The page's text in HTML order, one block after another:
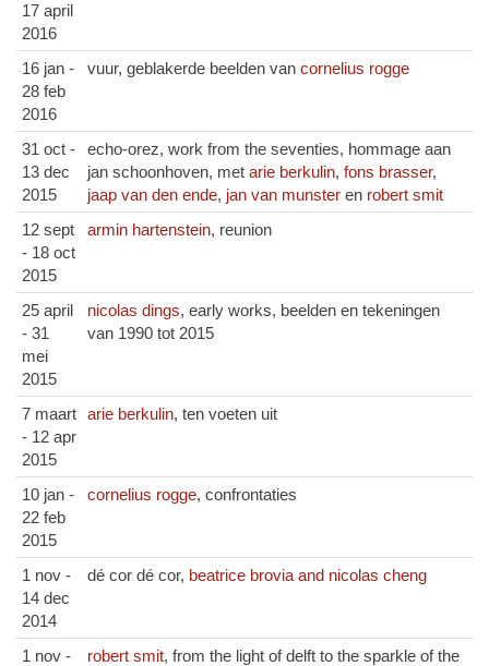
17 april
2016
16 jan -
28 feb
2016
vuur, geblakerde beelden van cornelius rogge
31 oct -
13 dec
2015
echo-orez, work from the seventies, hommage aan
jan schoonhoven, met arie berkulin, fons brasser,
jaap van den ende, jan van munster en robert smit
12 sept
- 18 oct
2015
armin hartenstein, reunion
25 april
- 31
mei
2015
nicolas dings, early works, beelden en tekeningen
van 1990 tot 2015
7 maart
- 12 apr
2015
arie berkulin, ten voeten uit
10 jan -
22 feb
2015
cornelius rogge, confrontaties
1 nov -
14 dec
2014
dé cor dé cor, beatrice brovia and nicolas cheng
1 nov -
robert smit, from the light of delft to the sparkle of the